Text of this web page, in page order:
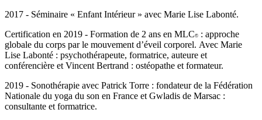
2017 - Séminaire « Enfant Intérieur » avec Marie Lise Labonté.
Certification en 2019 - Formation de 2 ans en MLC© : approche
globale du corps par le mouvement d’éveil corporel. Avec Marie
Lise Labonté : psychothérapeute, formatrice, auteure et
conférencière et Vincent Bertrand : ostéopathe et formateur.
2019 - Sonothérapie avec Patrick Torre : fondateur de la Fédération
Nationale du yoga du son en France et Gwladis de Marsac :
consultante et formatrice.